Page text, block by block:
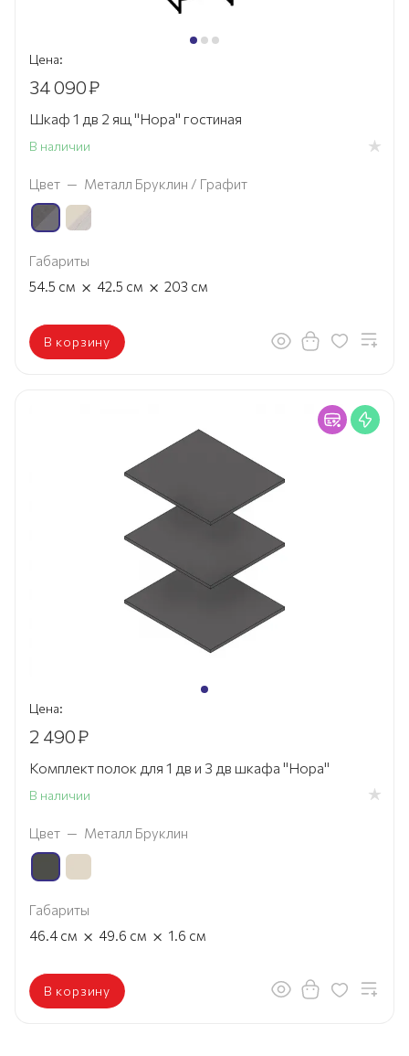
Цена:
34 090₽
Шкаф 1 дв 2 ящ "Нора" гостиная
В наличии
Цвет — Металл Бруклин / Графит
Габариты
54.5 см × 42.5 см × 203 см
В корзину
Цена:
2 490₽
Комплект полок для 1 дв и 3 дв шкафа "Нора"
В наличии
Цвет — Металл Бруклин
Габариты
46.4 см × 49.6 см × 1.6 см
В корзину